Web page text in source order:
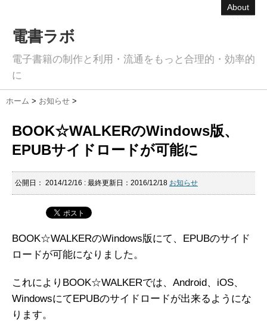
About
電書ラボ
電子書籍の制作と利用・流通をもっと合理的・効率的
に
ホーム > お知らせ >
BOOK☆WALKERのWindows版、
EPUBサイドロードが可能に
公開日： 2014/12/16 : 最終更新日：2016/12/18 お知らせ
BOOK☆WALKERのWindows版にて、EPUBのサイド
ロードが可能になりました。
これによりBOOK☆WALKERでは、Android、iOS、
WindowsにてEPUBのサイドロードが出来るようにな
ります。